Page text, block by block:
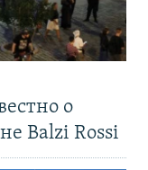
о
Balzi Rossi